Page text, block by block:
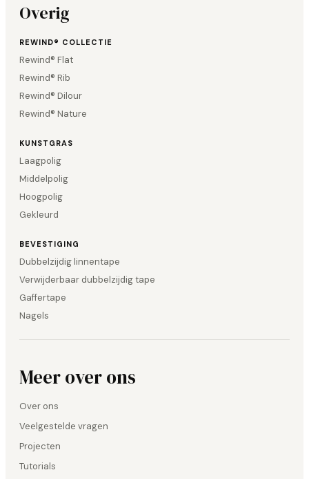
Overig
REWIND® COLLECTIE
Rewind® Flat
Rewind® Rib
Rewind® Dilour
Rewind® Nature
KUNSTGRAS
Laagpolig
Middelpolig
Hoogpolig
Gekleurd
BEVESTIGING
Dubbelzijdig linnentape
Verwijderbaar dubbelzijdig tape
Gaffertape
Nagels
Meer over ons
Over ons
Veelgestelde vragen
Projecten
Tutorials